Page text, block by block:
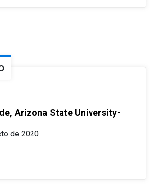
Arizona State University-
de 2020